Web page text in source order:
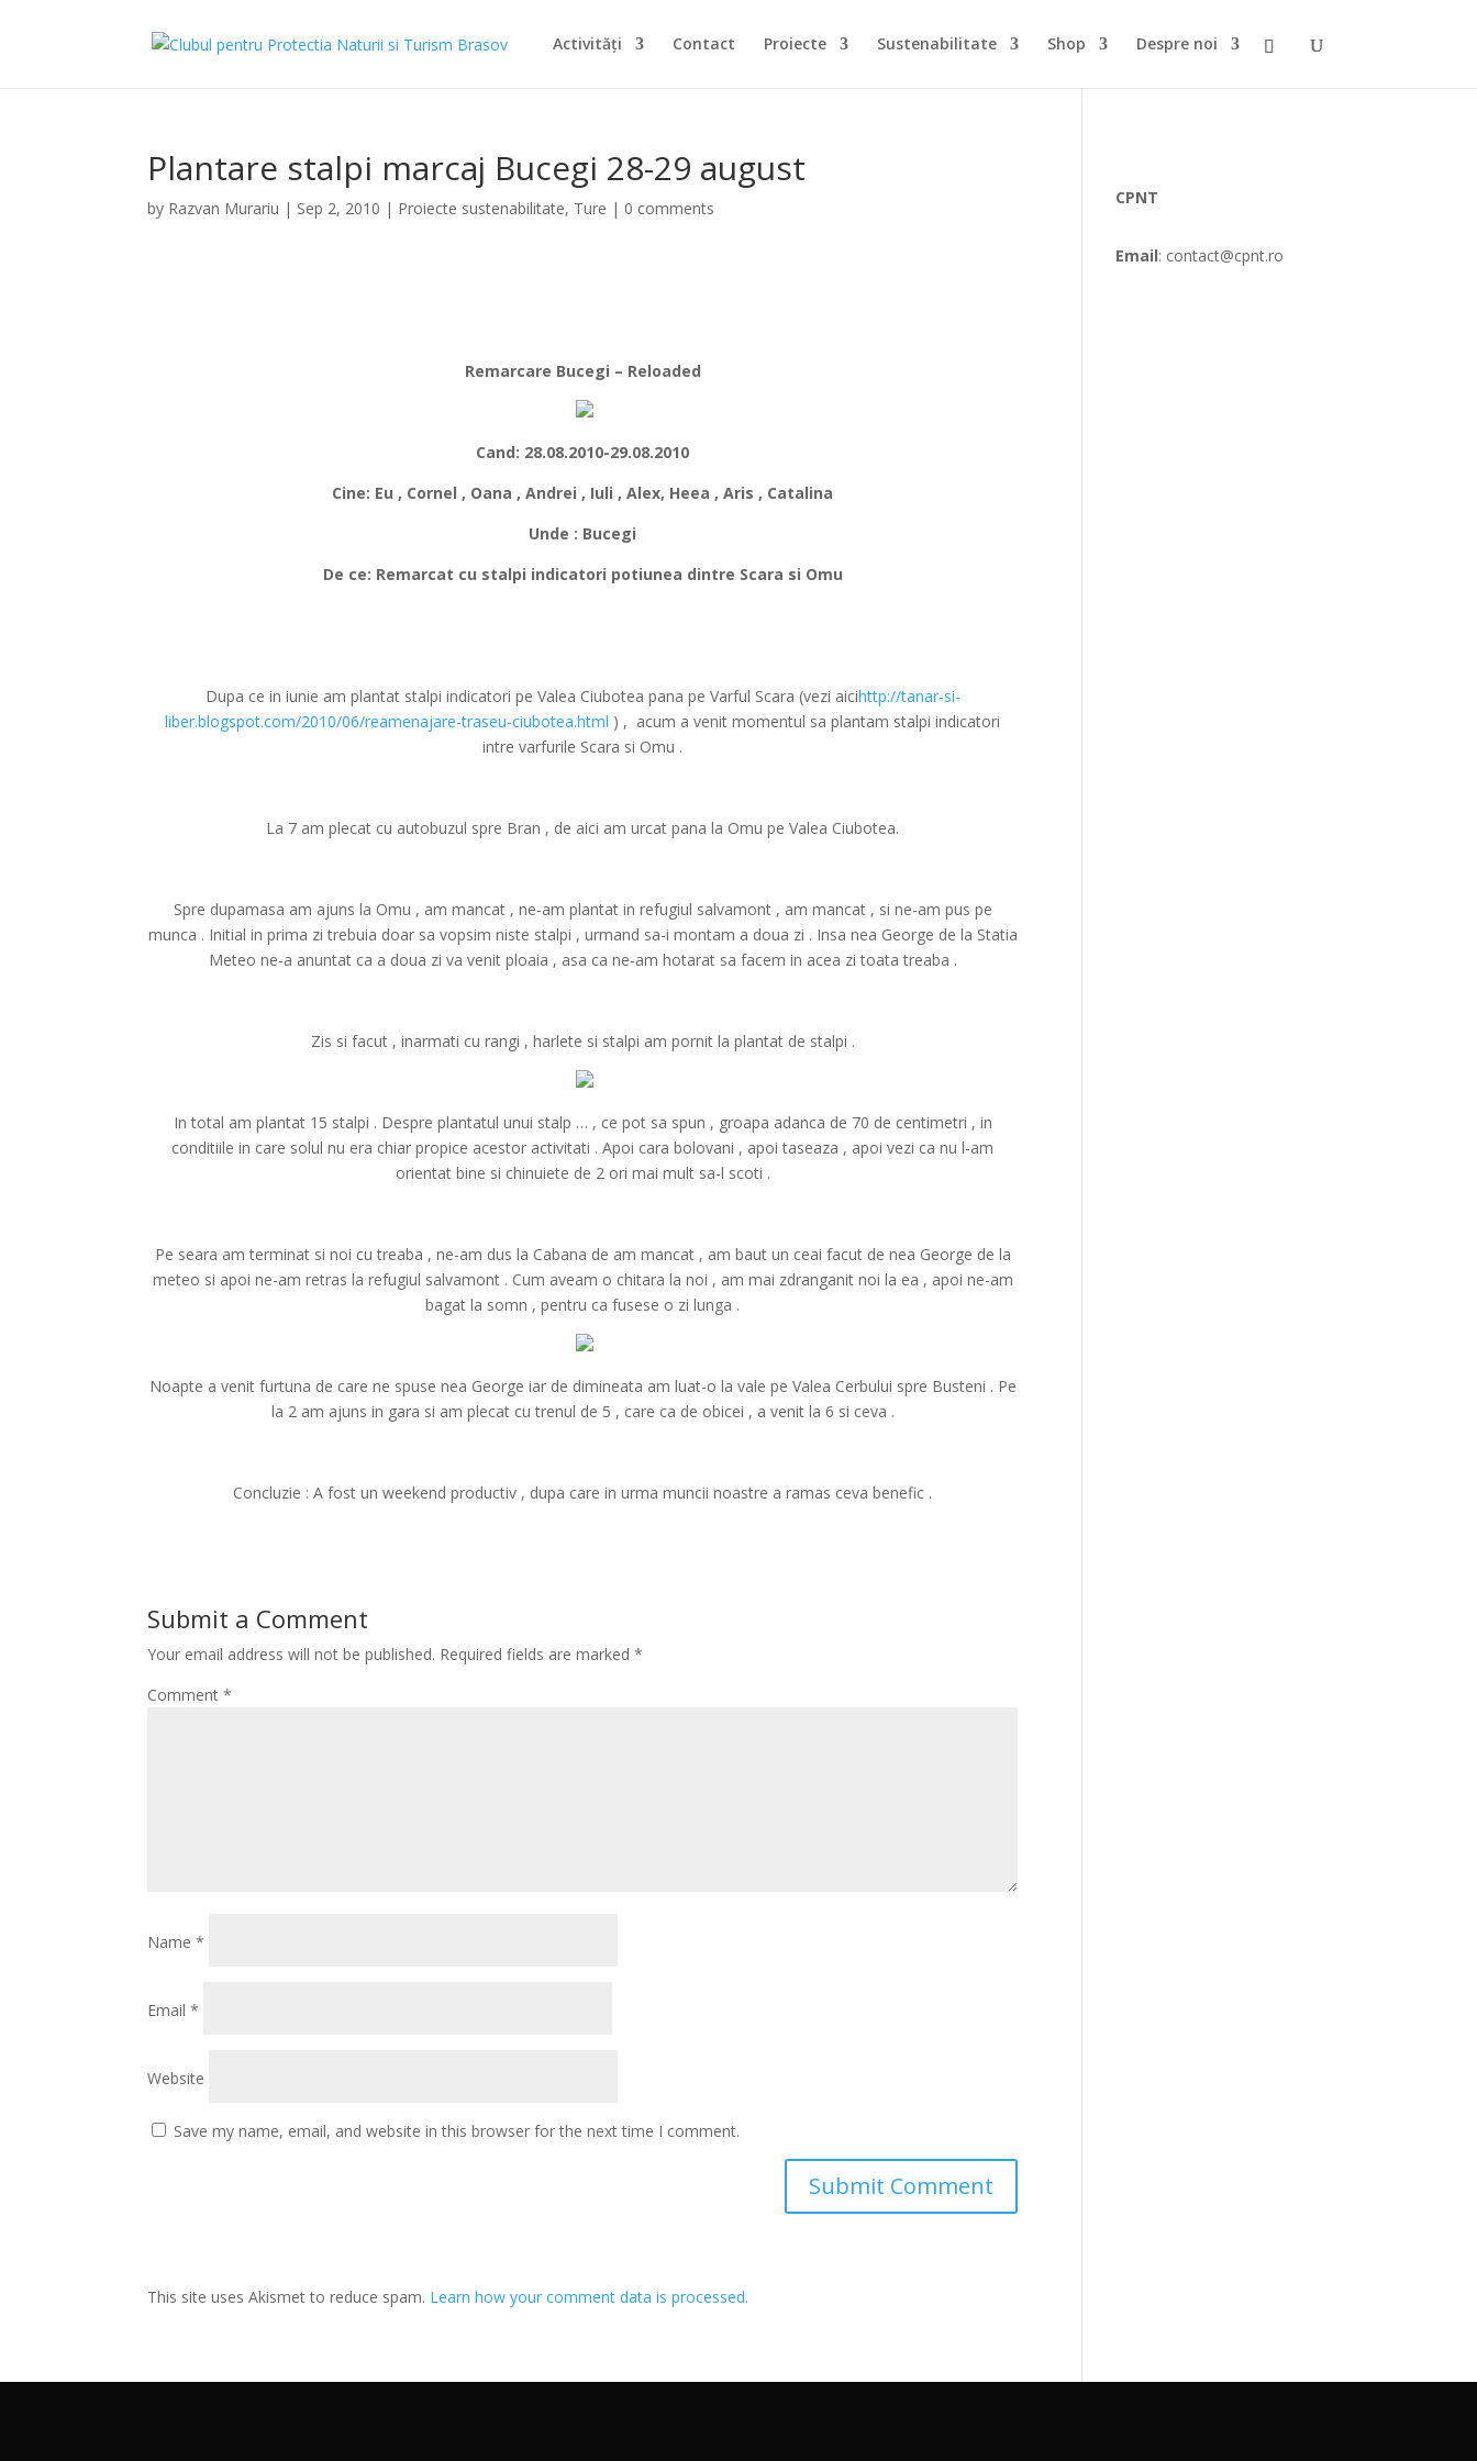
Activități Contact Proiecte Sustenabilitate Shop Despre noi
Plantare stalpi marcaj Bucegi 28-29 august
by Razvan Murariu | Sep 2, 2010 | Proiecte sustenabilitate, Ture | 0 comments
Remarcare Bucegi – Reloaded
Cand: 28.08.2010-29.08.2010
Cine: Eu , Cornel , Oana , Andrei , Iuli , Alex, Heea , Aris , Catalina
Unde : Bucegi
De ce: Remarcat cu stalpi indicatori potiunea dintre Scara si Omu
Dupa ce in iunie am plantat stalpi indicatori pe Valea Ciubotea pana pe Varful Scara (vezi aicihttp://tanar-si-
liber.blogspot.com/2010/06/reamenajare-traseu-ciubotea.html ) , acum a venit momentul sa plantam stalpi indicatori
intre varfurile Scara si Omu .
La 7 am plecat cu autobuzul spre Bran , de aici am urcat pana la Omu pe Valea Ciubotea.
Spre dupamasa am ajuns la Omu , am mancat , ne-am plantat in refugiul salvamont , am mancat , si ne-am pus pe
munca . Initial in prima zi trebuia doar sa vopsim niste stalpi , urmand sa-i montam a doua zi . Insa nea George de la Statia
Meteo ne-a anuntat ca a doua zi va venit ploaia , asa ca ne-am hotarat sa facem in acea zi toata treaba .
Zis si facut , inarmati cu rangi , harlete si stalpi am pornit la plantat de stalpi .
In total am plantat 15 stalpi . Despre plantatul unui stalp … , ce pot sa spun , groapa adanca de 70 de centimetri , in
conditiile in care solul nu era chiar propice acestor activitati . Apoi cara bolovani , apoi taseaza , apoi vezi ca nu l-am
orientat bine si chinuiete de 2 ori mai mult sa-l scoti .
Pe seara am terminat si noi cu treaba , ne-am dus la Cabana de am mancat , am baut un ceai facut de nea George de la
meteo si apoi ne-am retras la refugiul salvamont . Cum aveam o chitara la noi , am mai zdranganit noi la ea , apoi ne-am
bagat la somn , pentru ca fusese o zi lunga .
Noapte a venit furtuna de care ne spuse nea George iar de dimineata am luat-o la vale pe Valea Cerbului spre Busteni . Pe
la 2 am ajuns in gara si am plecat cu trenul de 5 , care ca de obicei , a venit la 6 si ceva .
Concluzie : A fost un weekend productiv , dupa care in urma muncii noastre a ramas ceva benefic .
Submit a Comment
Your email address will not be published. Required fields are marked*
Comment*
Name*
Email*
Website
Save my name, email, and website in this browser for the next time I comment.
This site uses Akismet to reduce spam. Learn how your comment data is processed.
CPNT
Email: contact@cpnt.ro